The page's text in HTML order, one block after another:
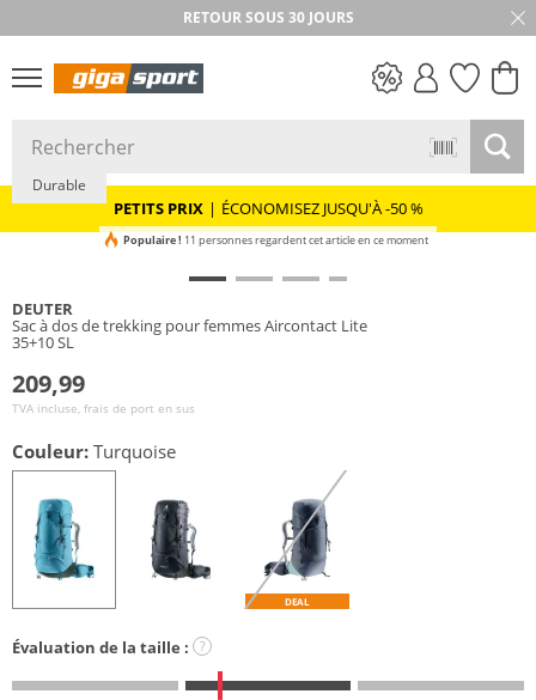
RETOUR SOUS 30 JOURS
PETITS PRIX
PETITS PRIX | ÉCONOMISEZ JUSQU'À -50 %
Durable
Populaire ! 11 personnes regardent cet article en ce moment
DEUTER
Sac à dos de trekking pour femmes Aircontact Lite
35+10 SL
209,99
TVA incluse, frais de port en sus
Couleur: Turquoise
DEAL
Évaluation de la taille : ?